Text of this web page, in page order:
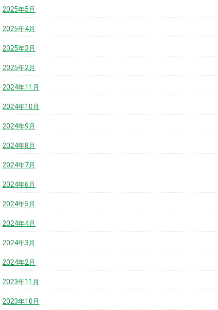
2025年5月
2025年4月
2025年3月
2025年2月
2024年11月
2024年10月
2024年9月
2024年8月
2024年7月
2024年6月
2024年5月
2024年4月
2024年3月
2024年2月
2023年11月
2023年10月